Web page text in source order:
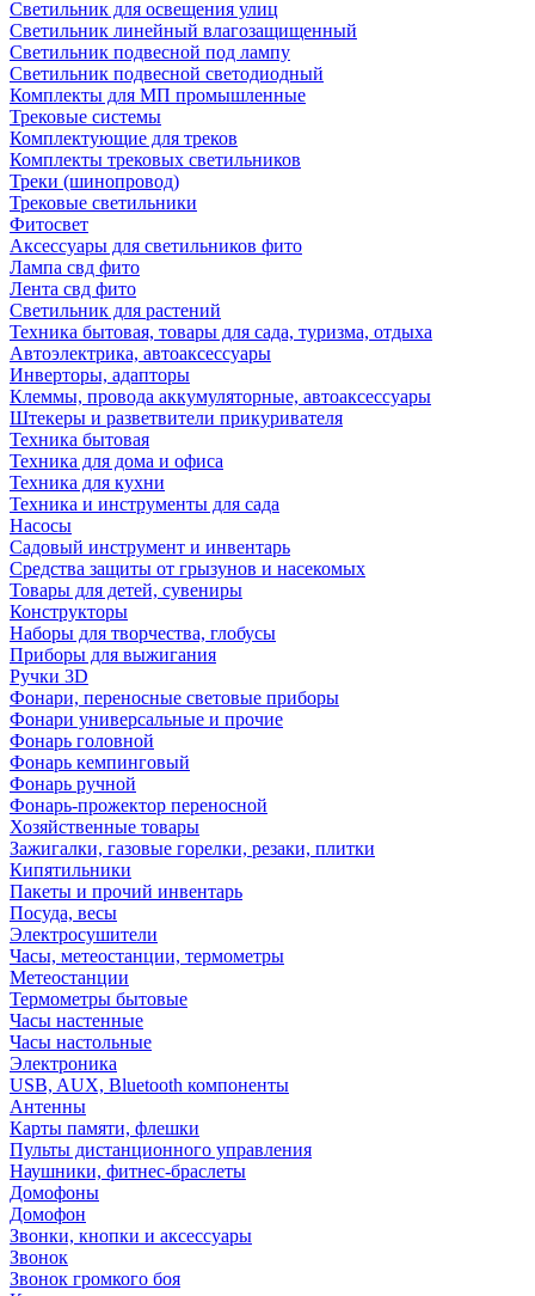
Светильник для освещения улиц
Светильник линейный влагозащищенный
Светильник подвесной под лампу
Светильник подвесной светодиодный
Комплекты для МП промышленные
Трековые системы
Комплектующие для треков
Комплекты трековых светильников
Треки (шинопровод)
Трековые светильники
Фитосвет
Аксессуары для светильников фито
Лампа свд фито
Лента свд фито
Светильник для растений
Техника бытовая, товары для сада, туризма, отдыха
Автоэлектрика, автоаксессуары
Инверторы, адапторы
Клеммы, провода аккумуляторные, автоаксессуары
Штекеры и разветвители прикуривателя
Техника бытовая
Техника для дома и офиса
Техника для кухни
Техника и инструменты для сада
Насосы
Садовый инструмент и инвентарь
Средства защиты от грызунов и насекомых
Товары для детей, сувениры
Конструкторы
Наборы для творчества, глобусы
Приборы для выжигания
Ручки 3D
Фонари, переносные световые приборы
Фонари универсальные и прочие
Фонарь головной
Фонарь кемпинговый
Фонарь ручной
Фонарь-прожектор переносной
Хозяйственные товары
Зажигалки, газовые горелки, резаки, плитки
Кипятильники
Пакеты и прочий инвентарь
Посуда, весы
Электросушители
Часы, метеостанции, термометры
Метеостанции
Термометры бытовые
Часы настенные
Часы настольные
Электроника
USB, AUX, Bluetooth компоненты
Антенны
Карты памяти, флешки
Пульты дистанционного управления
Наушники, фитнес-браслеты
Домофоны
Домофон
Звонки, кнопки и аксессуары
Звонок
Звонок громкого боя